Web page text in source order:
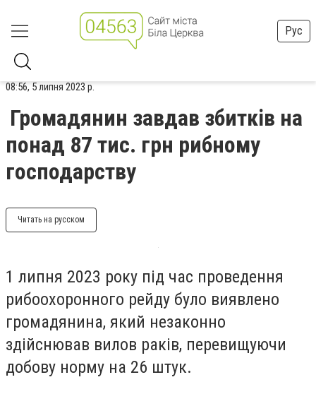
Рус
08:56, 5 липня 2023 р.
Громадянин завдав збитків на
понад 87 тис. грн рибному
господарству
Читать на русском
1 липня 2023 року під час проведення
рибоохоронного рейду було виявлено
громадянина, який незаконно
здійснював вилов раків, перевищуючи
добову норму на 26 штук.